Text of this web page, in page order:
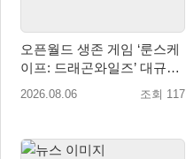
오픈월드 생존 게임 ‘룬스케
이프: 드래곤와일즈’ 대규모
유저 편의성 개선 및 사이드
2026.08.06 조회 117